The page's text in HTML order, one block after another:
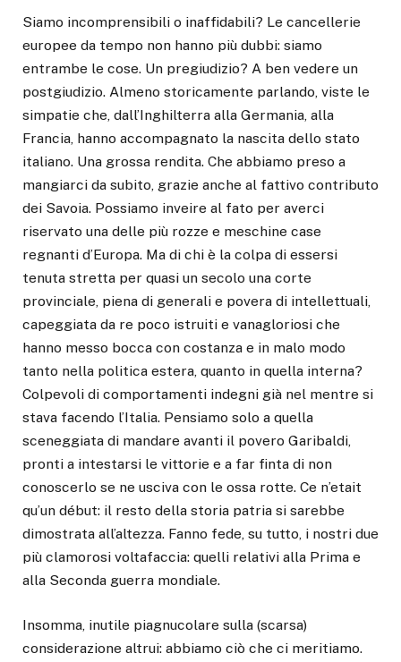
Siamo incomprensibili o inaffidabili? Le cancellerie
europee da tempo non hanno più dubbi: siamo
entrambe le cose. Un pregiudizio? A ben vedere un
postgiudizio. Almeno storicamente parlando, viste le
simpatie che, dall’Inghilterra alla Germania, alla
Francia, hanno accompagnato la nascita dello stato
italiano. Una grossa rendita. Che abbiamo preso a
mangiarci da subito, grazie anche al fattivo contributo
dei Savoia. Possiamo inveire al fato per averci
riservato una delle più rozze e meschine case
regnanti d’Europa. Ma di chi è la colpa di essersi
tenuta stretta per quasi un secolo una corte
provinciale, piena di generali e povera di intellettuali,
capeggiata da re poco istruiti e vanagloriosi che
hanno messo bocca con costanza e in malo modo
tanto nella politica estera, quanto in quella interna?
Colpevoli di comportamenti indegni già nel mentre si
stava facendo l’Italia. Pensiamo solo a quella
sceneggiata di mandare avanti il povero Garibaldi,
pronti a intestarsi le vittorie e a far finta di non
conoscerlo se ne usciva con le ossa rotte. Ce n’etait
qu’un début: il resto della storia patria si sarebbe
dimostrata all’altezza. Fanno fede, su tutto, i nostri due
più clamorosi voltafaccia: quelli relativi alla Prima e
alla Seconda guerra mondiale.
Insomma, inutile piagnucolare sulla (scarsa)
considerazione altrui: abbiamo ciò che ci meritiamo.